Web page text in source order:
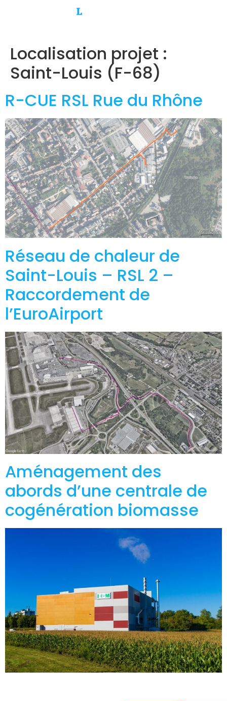
Localisation projet :
Saint-Louis (F-68)
R-CUE RSL Rue du Rhône
Réseau de chaleur de
Saint-Louis – RSL 2 –
Raccordement de
l’EuroAirport
Aménagement des
abords d’une centrale de
cogénération biomasse